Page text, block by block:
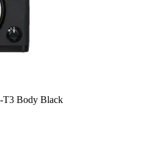
T3 Body Black